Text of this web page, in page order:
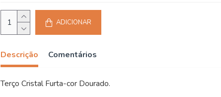
ADICIONAR
Descrição Comentários
Terço Cristal Furta-cor Dourado.